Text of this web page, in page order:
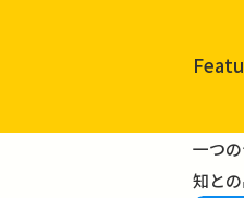
一覧を見る
一つ
知と